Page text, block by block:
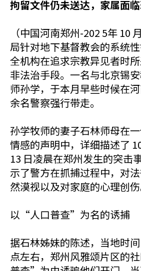
拘留文件仍未送达，家属面
（中国河南郑州-202 5年 10
局针对地下基督教会的系统
全机构在追求宗教异见者时
非法治手段。一名与北京锡
师孙学，于本月早些时候在
余名警察强行带走。
孙学牧师的妻子石林师母在
情感的声明中，详细描述了
13 日凌晨在郑州发生的突击
示了警方在抓捕过程中，对
然漠视以及对家庭的心理创伤
以“人口普查”为名的诱捕
据石林姊妹的陈述，当地时
点左右，郑州风雅颂片区的